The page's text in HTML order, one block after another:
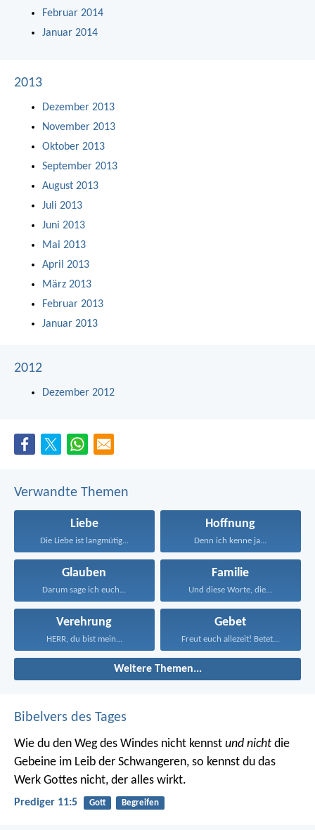
Februar 2014
Januar 2014
2013
Dezember 2013
November 2013
Oktober 2013
September 2013
August 2013
Juli 2013
Juni 2013
Mai 2013
April 2013
März 2013
Februar 2013
Januar 2013
2012
Dezember 2012
Verwandte Themen
Liebe
Die Liebe ist langmütig...
Hoffnung
Denn ich kenne ja...
Glauben
Darum sage ich euch...
Familie
Und diese Worte, die...
Verehrung
HERR, du bist mein...
Gebet
Freut euch allezeit! Betet...
Weitere Themen...
Bibelvers des Tages
Wie du den Weg des Windes nicht kennst und nicht die
Gebeine im Leib der Schwangeren, so kennst du das
Werk Gottes nicht, der alles wirkt.
Prediger 11:5 Gott Begreifen